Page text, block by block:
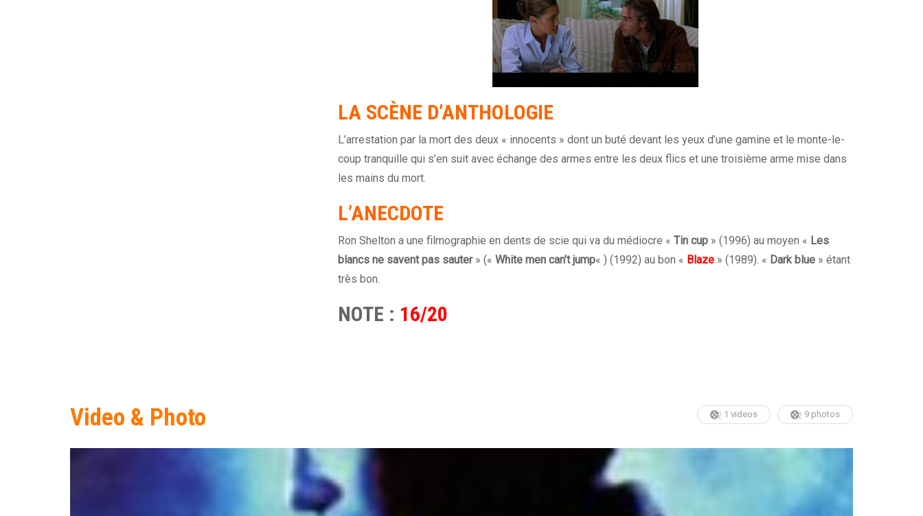
LA SCÈNE D’ANTHOLOGIE
L’arrestation par la mort des deux « innocents » dont un buté devant les yeux d’une gamine et le monte-le-
coup tranquille qui s’en suit avec échange des armes entre les deux flics et une troisième arme mise dans
les mains du mort.
L’ANECDOTE
Ron Shelton a une filmographie en dents de scie qui va du médiocre « Tin cup » (1996) au moyen « Les
blancs ne savent pas sauter» (« White men can’t jump« ) (1992) au bon « Blaze » (1989). « Dark blue » étant
très bon.
NOTE : 16/20
Video & Photo 1 videos 9 photos